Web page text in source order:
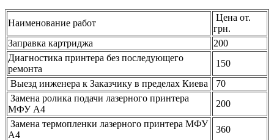
Наименование работ
Цена от.
грн.
Заправка картриджа
200
Диагностика принтера без последующего
ремонта
150
Выезд инженера к Заказчику в пределах Киева
70
Замена ролика подачи лазерного принтера
МФУ А4
200
Замена термопленки лазерного принтера МФУ
А4
360